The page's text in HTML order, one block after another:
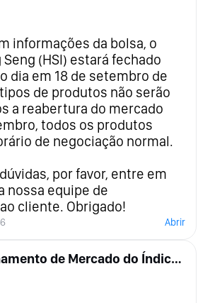
informações da bolsa, o
(HSI) estará fechado
dia em 18 de setembro de
de produtos não serão
a reabertura do mercado
todos os produtos
de negociação normal.
por favor, entre em
nossa equipe de
cliente. Obrigado!
Abrir
Aviso de Fechamento de Mercado do Índice Hang Seng (HSI) em 5 de Setembro de 2024